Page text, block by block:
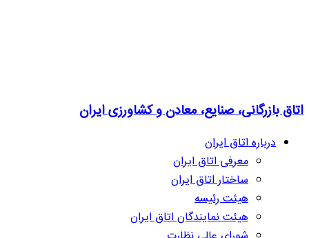
اتاق بازرگانی، صنایع، معادن و کشاورزی ایران
درباره اتاق ایران
معرفی اتاق ایران
ساختار اتاق ایران
هیئت رئیسه
هیئت نمایندگان اتاق ایران